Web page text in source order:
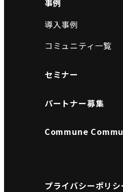
事例
導入事例
コミュニティ一覧
セミナー
パートナー募集
Commune
プライバシーポリシ